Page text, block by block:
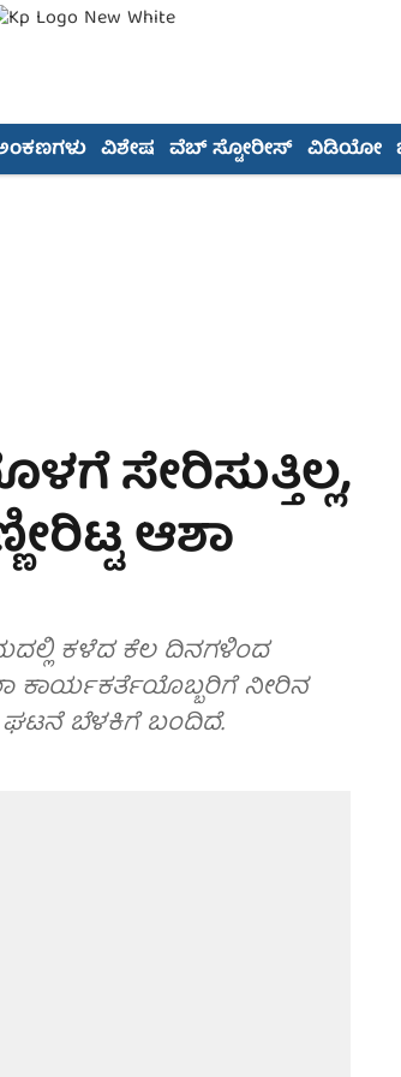
ವಿಶೇಷ ವೆಬ್ ಸ್ಟೋರೀಸ್ ವಿಡಿಯೋ
ಸೇರಿಸುತ್ತಿಲ್ಲ,
ಆಶಾ
ಕಳೆದ ಕೆಲ ದಿನಗಳಿಂದ
ಕಾರ್ಯಕರ್ತೆಯೊಬ್ಬರಿಗೆ ನೀರಿನ
ಘಟನೆ ಬೆಳಕಿಗೆ ಬಂದಿದೆ.